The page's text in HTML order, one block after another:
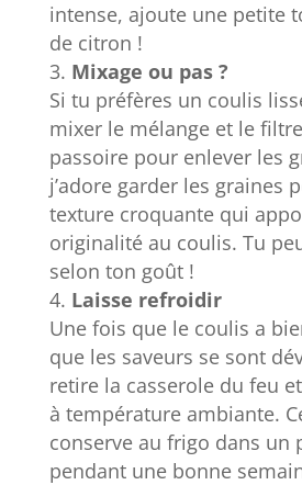
intense, ajoute une petite
de citron !
Mixage ou pas ?
Si tu préfères un coulis
mixer le mélange et le
passoire pour enlever les
j’adore garder les graines
texture croquante qui
originalité au coulis. Tu
selon ton goût !
Laisse refroidir
Une fois que le coulis a
que les saveurs se sont
retire la casserole du feu
à température ambiante.
conserve au frigo dans un
pendant une bonne